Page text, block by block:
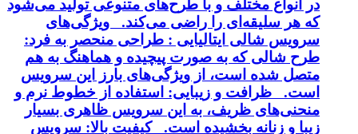
در انواع مختلف و با طرح‌های متنوعی تولید می‌شود
که هر سلیقه‌ای را راضی می‌کند. ویژگی‌های
سرویس شالی ایتالیایی : طراحی منحصر به فرد:
طرح شالی که به صورت پیچیده و هماهنگ به هم
متصل شده است، از ویژگی‌های بارز این سرویس
است. ظرافت و زیبایی: استفاده از خطوط نرم و
منحنی‌های ظریف، به این سرویس ظاهری بسیار
زیبا و زنانه بخشیده است. کیفیت بالا: سرویس